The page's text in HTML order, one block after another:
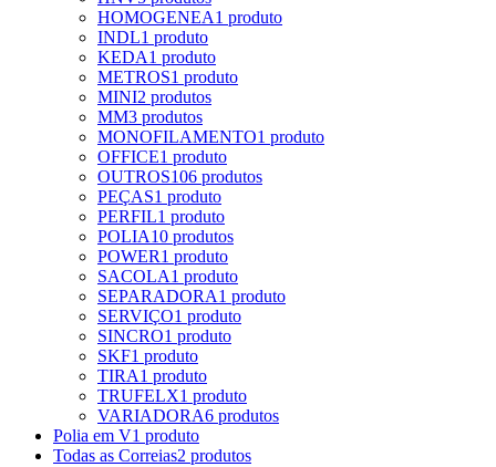
HOMOGENEA1 produto
INDL1 produto
KEDA1 produto
METROS1 produto
MINI2 produtos
MM3 produtos
MONOFILAMENTO1 produto
OFFICE1 produto
OUTROS106 produtos
PEÇAS1 produto
PERFIL1 produto
POLIA10 produtos
POWER1 produto
SACOLA1 produto
SEPARADORA1 produto
SERVIÇO1 produto
SINCRO1 produto
SKF1 produto
TIRA1 produto
TRUFELX1 produto
VARIADORA6 produtos
Polia em V1 produto
Todas as Correias2 produtos